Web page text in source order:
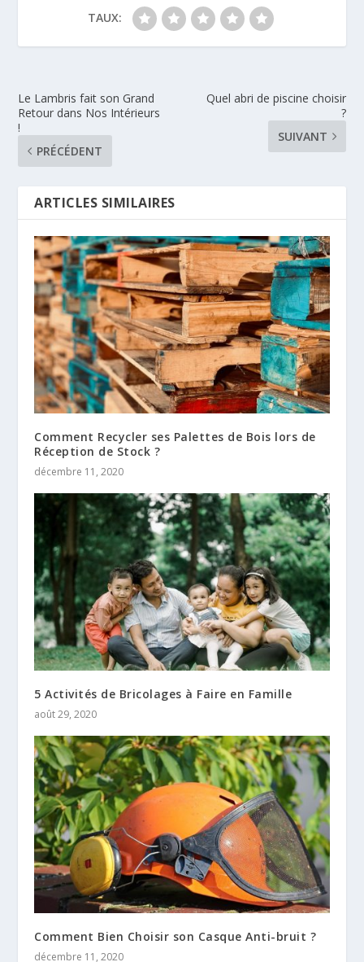
TAUX:
Le Lambris fait son Grand
Retour dans Nos Intérieurs
!
PRÉCÉDENT
Quel abri de piscine choisir
?
SUIVANT
ARTICLES SIMILAIRES
Comment Recycler ses Palettes de Bois lors de
Réception de Stock ?
décembre 11, 2020
5 Activités de Bricolages à Faire en Famille
août 29, 2020
Comment Bien Choisir son Casque Anti-bruit ?
décembre 11, 2020